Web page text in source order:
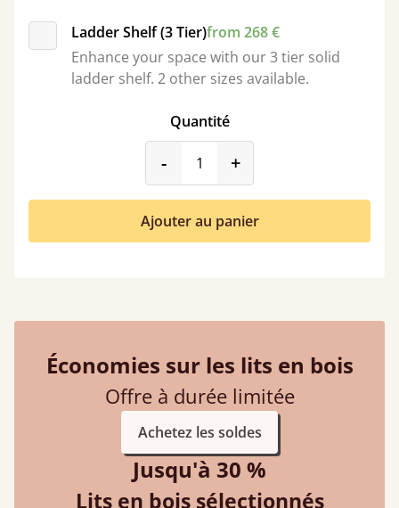
Ladder Shelf (3 Tier)from 268 €
Enhance your space with our 3 tier solid
ladder shelf. 2 other sizes available.
Quantité
-product_form.decrease
+
Ajouter au panier
Économies sur les lits en bois
Offre à durée limitée
Achetez les soldes
Jusqu'à 30 %
Lits en bois sélectionnés